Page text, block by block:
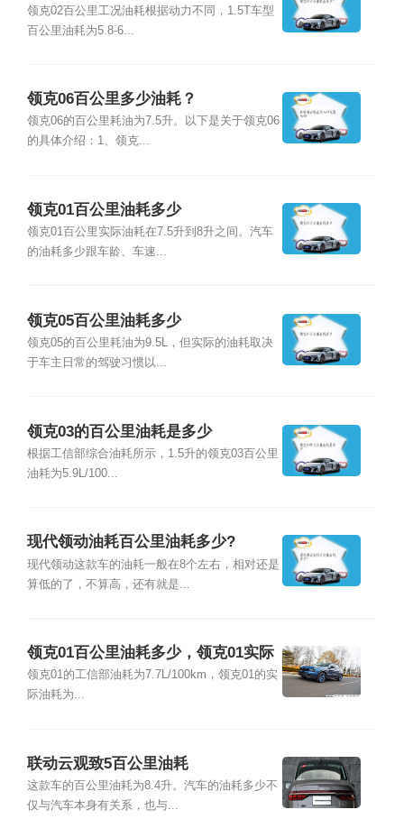
领克02百公里工况油耗根据动力不同，1.5T车型
百公里油耗为5.8-6...
领克06百公里多少油耗？
领克06的百公里耗油为7.5升。以下是关于领克06
的具体介绍：1、领克...
领克01百公里油耗多少
领克01百公里实际油耗在7.5升到8升之间。汽车
的油耗多少跟车龄、车速...
领克05百公里油耗多少
领克05的百公里耗油为9.5L，但实际的油耗取决
于车主日常的驾驶习惯以...
领克03的百公里油耗是多少
根据工信部综合油耗所示，1.5升的领克03百公里
油耗为5.9L/100...
现代领动油耗百公里油耗多少?
现代领动这款车的油耗一般在8个左右，相对还是
算低的了，不算高，还有就是...
领克01百公里油耗多少，领克01实际
油耗多少
领克01的工信部油耗为7.7L/100km，领克01的实
际油耗为...
联动云观致5百公里油耗
这款车的百公里油耗为8.4升。汽车的油耗多少不
仅与汽车本身有关系，也与...